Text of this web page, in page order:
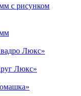
с рисунком
Люкс»
Люкс»